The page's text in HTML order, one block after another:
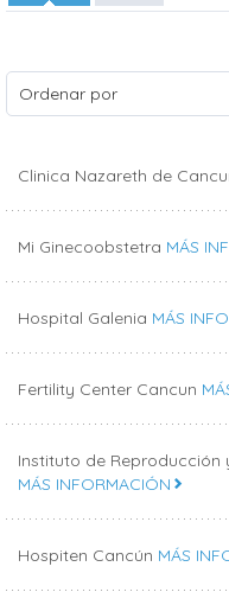
Ordenar por
Clinica Nazareth de
Mi Ginecoobstetra MÁS
Hospital Galenia MÁS
Fertility Center Cancun
Instituto de Reproducción
MÁS INFORMACIÓN
Hospiten Cancún MÁS